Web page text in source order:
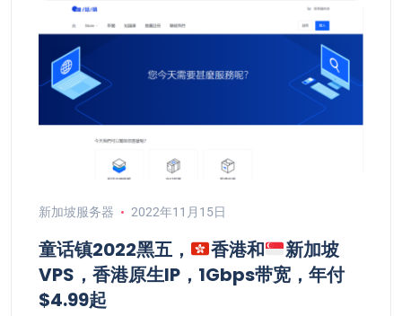
新加坡服务器 2022年11月15日
童话镇2022黑五， 香港和
新加坡
VPS，香港原生IP，1Gbps带宽，年付
$4.99起